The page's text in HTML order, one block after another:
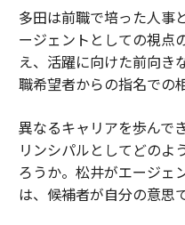
多田は前職で培った人事
ージェントとしての視点
え、活躍に向けた前向き
職希望者からの指名での
異なるキャリアを歩んで
リンシパルとしてどのよ
ろうか。松井がエージェ
は、候補者が自分の意思